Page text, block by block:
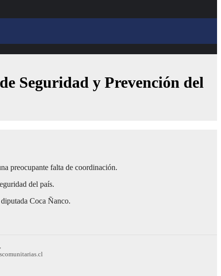
Seguridad y Prevención del
preocupante falta de coordinación.
del país.
Coca Ñanco.